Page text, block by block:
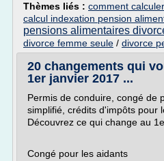
Thèmes liés : comment
calcul indexation pension
pensions alimentaires
divorce femme seule / divorce
20 changements qui
1er janvier 2017 ...
Permis de conduire, congé de
simplifié, crédits d'impôts pour
Découvrez ce qui change au
Congé pour les aidants